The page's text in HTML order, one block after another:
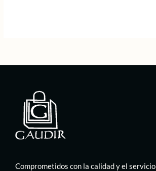
Comprometidos con la calidad y el servicio